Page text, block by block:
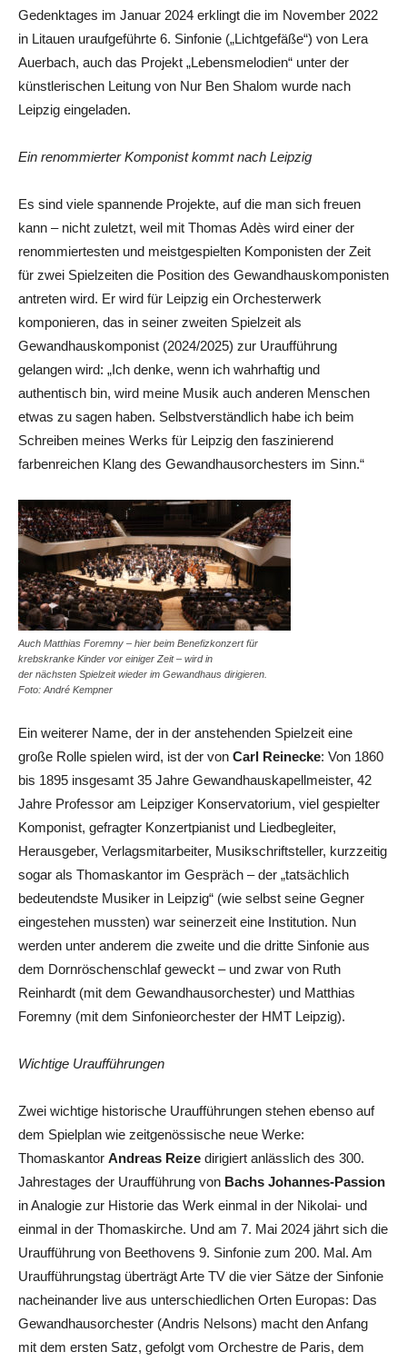
Gedenktages im Januar 2024 erklingt die im November 2022
in Litauen uraufgeführte 6. Sinfonie („Lichtgefäße“) von Lera
Auerbach, auch das Projekt „Lebensmelodien“ unter der
künstlerischen Leitung von Nur Ben Shalom wurde nach
Leipzig eingeladen.
Ein renommierter Komponist kommt nach Leipzig
Es sind viele spannende Projekte, auf die man sich freuen
kann – nicht zuletzt, weil mit Thomas Adès wird einer der
renommiertesten und meistgespielten Komponisten der Zeit
für zwei Spielzeiten die Position des Gewandhauskomponisten
antreten wird. Er wird für Leipzig ein Orchesterwerk
komponieren, das in seiner zweiten Spielzeit als
Gewandhauskomponist (2024/2025) zur Uraufführung
gelangen wird: „Ich denke, wenn ich wahrhaftig und
authentisch bin, wird meine Musik auch anderen Menschen
etwas zu sagen haben. Selbstverständlich habe ich beim
Schreiben meines Werks für Leipzig den faszinierend
farbenreichen Klang des Gewandhausorchesters im Sinn.“
Auch Matthias Foremny – hier beim Benefizkonzert für
krebskranke Kinder vor einiger Zeit – wird in
der nächsten Spielzeit wieder im Gewandhaus dirigieren.
Foto: André Kempner
Ein weiterer Name, der in der anstehenden Spielzeit eine
große Rolle spielen wird, ist der von Carl Reinecke: Von 1860
bis 1895 insgesamt 35 Jahre Gewandhauskapellmeister, 42
Jahre Professor am Leipziger Konservatorium, viel gespielter
Komponist, gefragter Konzertpianist und Liedbegleiter,
Herausgeber, Verlagsmitarbeiter, Musikschriftsteller, kurzzeitig
sogar als Thomaskantor im Gespräch – der „tatsächlich
bedeutendste Musiker in Leipzig“ (wie selbst seine Gegner
eingestehen mussten) war seinerzeit eine Institution. Nun
werden unter anderem die zweite und die dritte Sinfonie aus
dem Dornröschenschlaf geweckt – und zwar von Ruth
Reinhardt (mit dem Gewandhausorchester) und Matthias
Foremny (mit dem Sinfonieorchester der HMT Leipzig).
Wichtige Uraufführungen
Zwei wichtige historische Uraufführungen stehen ebenso auf
dem Spielplan wie zeitgenössische neue Werke:
Thomaskantor Andreas Reize dirigiert anlässlich des 300.
Jahrestages der Uraufführung von Bachs Johannes-Passion
in Analogie zur Historie das Werk einmal in der Nikolai- und
einmal in der Thomaskirche. Und am 7. Mai 2024 jährt sich die
Uraufführung von Beethovens 9. Sinfonie zum 200. Mal. Am
Uraufführungstag überträgt Arte TV die vier Sätze der Sinfonie
nacheinander live aus unterschiedlichen Orten Europas: Das
Gewandhausorchester (Andris Nelsons) macht den Anfang
mit dem ersten Satz, gefolgt vom Orchestre de Paris, dem